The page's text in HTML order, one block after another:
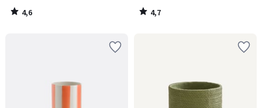
4,6
/
4,7
/